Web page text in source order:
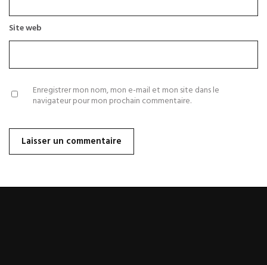
Site web
Enregistrer mon nom, mon e-mail et mon site dans le
navigateur pour mon prochain commentaire.